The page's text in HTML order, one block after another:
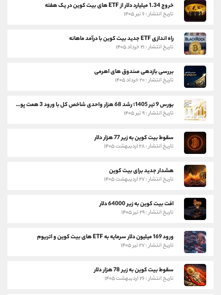
خروج 1.34 میلیارد دلار از ETF های بیت کوین در یک هفته
تاریخ انتشار : ۶ تیر ۱۴۰۵
راه اندازی ETF جدید بیت کوین با درآمد ماهانه
تاریخ انتشار : ۲۱ خرداد ۱۴۰۵
بررسی بازدهی صندوق های اهرمی
تاریخ انتشار : ۲۰ خرداد ۱۴۰۵
بورس 9 تیر 1405؛ رشد 68 هزار واحدی شاخص کل با ورود 3 همت پول حقیقی
تاریخ انتشار : ۹ تیر ۱۴۰۵
سقوط بیت کوین به زیر 77 هزار دلار
تاریخ انتشار : ۲۸ اردیبهشت ۱۴۰۵
هشدار جدید برای بیت کوین
تاریخ انتشار : ۲۷ اردیبهشت ۱۴۰۵
افت بیت کوین به زیر 64000 دلار
تاریخ انتشار : ۲۹ تیر ۱۴۰۵
ورود 169 میلیون دلار سرمایه به ETF های بیت کوین و اتریوم
تاریخ انتشار : ۲۷ تیر ۱۴۰۵
سقوط بیت کوین به زیر 78 هزار دلار
تاریخ انتشار : ۲۶ اردیبهشت ۱۴۰۵